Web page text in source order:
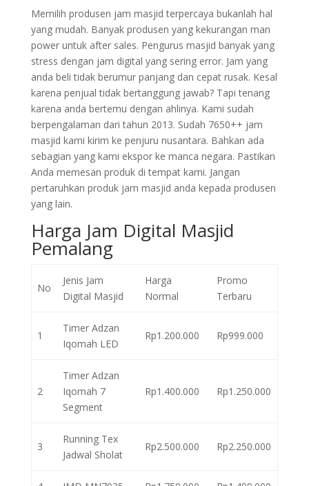
Memilih produsen jam masjid terpercaya bukanlah hal
yang mudah. Banyak produsen yang kekurangan man
power untuk after sales. Pengurus masjid banyak yang
stress dengan jam digital yang sering error. Jam yang
anda beli tidak berumur panjang dan cepat rusak. Kesal
karena penjual tidak bertanggung jawab? Tapi tenang
karena anda bertemu dengan ahlinya. Kami sudah
berpengalaman dari tahun 2013. Sudah 7650++ jam
masjid kami kirim ke penjuru nusantara. Bahkan ada
sebagian yang kami ekspor ke manca negara. Pastikan
Anda memesan produk di tempat kami. Jangan
pertaruhkan produk jam masjid anda kepada produsen
yang lain.
Harga Jam Digital Masjid
Pemalang
No
Jenis Jam
Digital Masjid
Harga
Normal
Promo
Terbaru
1
Timer Adzan
Iqomah LED
Rp1.200.000 Rp999.000
2
Timer Adzan
Iqomah 7
Segment
Rp1.400.000 Rp1.250.000
3
Running Tex
Jadwal Sholat
Rp2.500.000 Rp2.250.000